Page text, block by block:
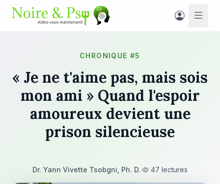
CHRONIQUE #5
« Je ne t'aime pas, mais sois
mon ami » Quand l'espoir
amoureux devient une
prison silencieuse
Dr. Yann Vivette Tsobgni, Ph. D.· 47 lectures